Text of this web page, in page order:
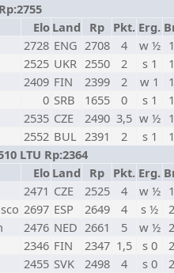
Elo Land Rp Pkt. Erg.
2728 ENG 2708 4 w ½
2525 UKR 2550 2 s 1
2409 FIN 2399 2 w 1
0 SRB 1655 0 s 1
2535 CZE 2490 3,5 w ½
2552 BUL 2391 2 s 1
LTU Rp:2364
Elo Land Rp Pkt. Erg.
2471 CZE 2525 4 w ½
2697 ESP 2649 4 s ½
2476 NED 2661 5 w ½
2346 FIN 2347 1,5 s 0
2455 SVK 2498 4 s 0